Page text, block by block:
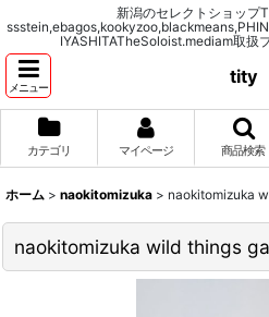
新潟のセレクトショップ
IYASHITATheSoloist.mediam取扱
メニュー
tity
カテゴリ マイページ 商品検索
ホーム > naokitomizuka > naokitomizuka
naokitomizuka wild things